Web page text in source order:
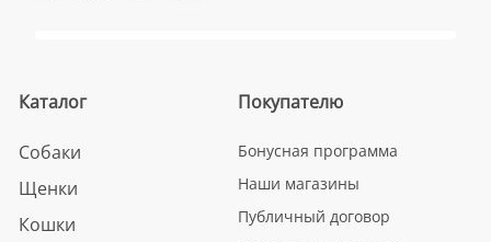
Каталог
Собаки
Щенки
Кошки
Покупателю
Бонусная программа
Наши магазины
Публичный договор